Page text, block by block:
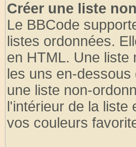
Créer une liste
Le BBCode
listes ordonnées.
en HTML. Une liste
les uns en-
une liste non-
l'intérieur de la liste
vos couleurs